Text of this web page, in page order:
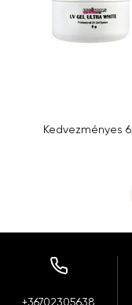
+36702305638